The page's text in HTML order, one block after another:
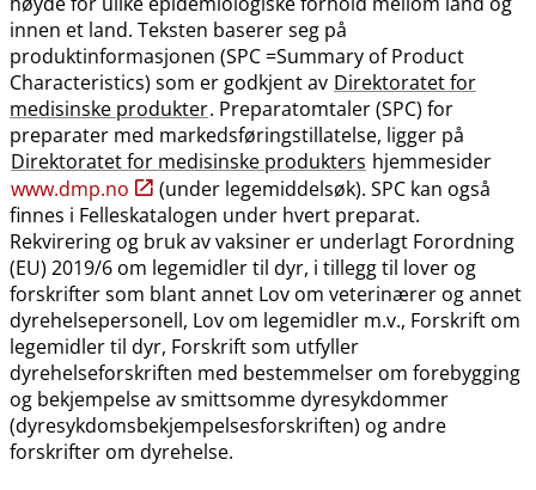
innen et land. Teksten baserer seg på
produktinformasjonen (SPC =Summary of Product
Characteristics) som er godkjent av Direktoratet for
medisinske produkter. Preparatomtaler (SPC) for
preparater med markedsføringstillatelse, ligger på
Direktoratet for medisinske produkters hjemmesider
www.dmp.no
(under legemiddelsøk). SPC kan også
finnes i Felleskatalogen under hvert preparat.
Rekvirering og bruk av vaksiner er underlagt Forordning
(EU) 2019/6 om legemidler til dyr, i tillegg til lover og
forskrifter som blant annet Lov om veterinærer og annet
dyrehelsepersonell, Lov om legemidler m.v., Forskrift om
legemidler til dyr, Forskrift som utfyller
dyrehelseforskriften med bestemmelser om forebygging
og bekjempelse av smittsomme dyresykdommer
(dyresykdomsbekjempelsesforskriften) og andre
forskrifter om dyrehelse.